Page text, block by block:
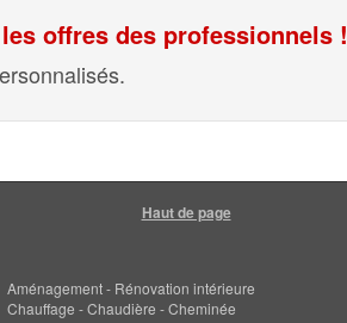
offres des professionnels !
Haut de page
Aménagement - Rénovation intérieure
Chauffage - Chaudière - Cheminée